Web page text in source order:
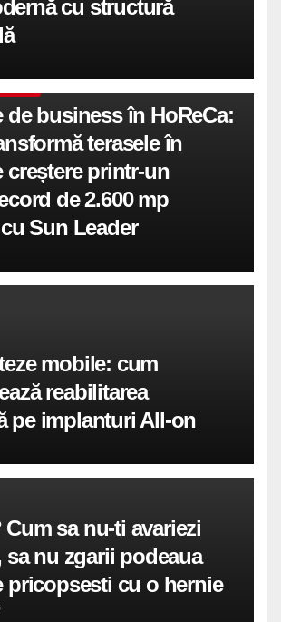
cu structură
de business în HoReCa:
terasele în
creștere printr-un
de 2.600 mp
Sun Leader
mobile: cum
reabilitarea
pe implanturi All-on
Cum sa nu-ti avariezi
sa nu zgarii podeaua
pricopsesti cu o hernie